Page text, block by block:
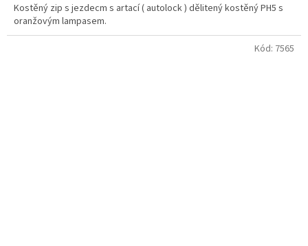
Kostěný zip s jezdecm s artací ( autolock ) dělitený kostěný PH5 s
oranžovým lampasem.
Kód: 7565